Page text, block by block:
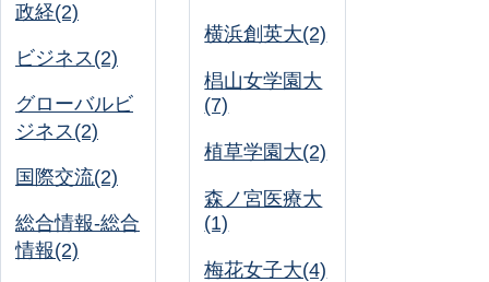
政経(2)
ビジネス(2)
グローバルビ
ジネス(2)
国際交流(2)
総合情報-総合
情報(2)
横浜創英大(2)
椙山女学園大
(7)
植草学園大(2)
森ノ宮医療大
(1)
梅花女子大(4)